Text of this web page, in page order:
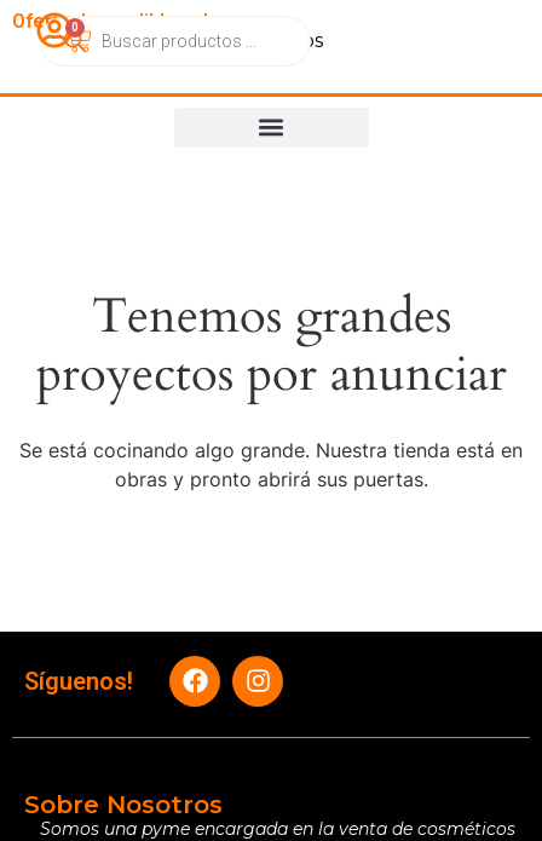
OfertasImperdibles.cl
CatálogoContactoNosotros
0
Tenemos grandes
proyectos por anunciar
Se está cocinando algo grande. Nuestra tienda está en
obras y pronto abrirá sus puertas.
Síguenos!
Sobre Nosotros
Somos una pyme encargada en la venta de cosméticos